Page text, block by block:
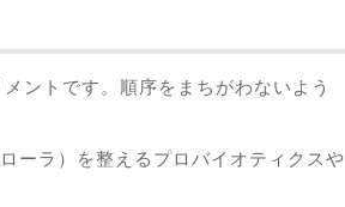
ントです。順序をまちがわないよう
ーラ）を整えるプロバイオティクスや